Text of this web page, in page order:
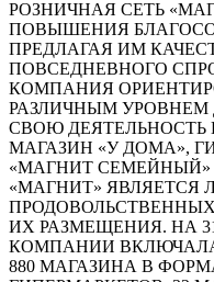
РОЗНИЧНАЯ СЕТЬ
ПОВЫШЕНИЯ
ПРЕДЛАГАЯ ИМ
ПОВСЕДНЕВНОГО
КОМПАНИЯ
РАЗЛИЧНЫМ
СВОЮ ДЕЯТЕЛЬНОСТЬ
МАГАЗИН «У ДОМА»,
«МАГНИТ
«МАГНИТ» ЯВЛЯЕТСЯ
ИХ РАЗМЕЩЕНИЯ. НА
КОМПАНИИ ВКЛЮЧАЛА
880 МАГАЗИНА В